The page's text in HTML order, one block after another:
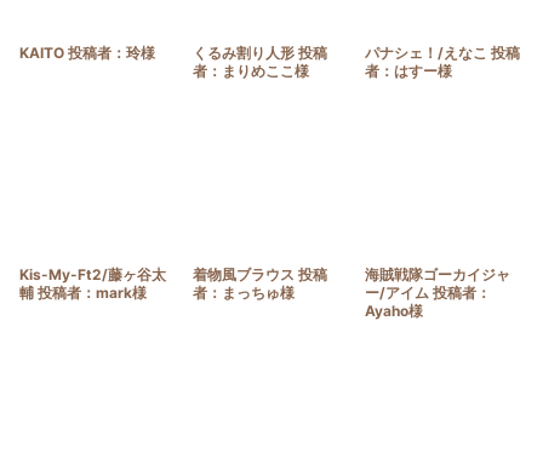
KAITO 投稿者：玲様
くるみ割り人形 投稿
者：まりめここ様
パナシェ！/えなこ 投稿
者：はすー様
Kis-My-Ft2/藤ヶ谷太
輔 投稿者：mark様
着物風ブラウス 投稿
者：まっちゅ様
海賊戦隊ゴーカイジャ
ー/アイム 投稿者：
Ayaho様